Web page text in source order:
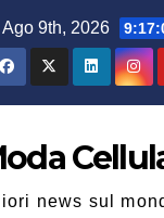
Ago 9th, 2026
news sul